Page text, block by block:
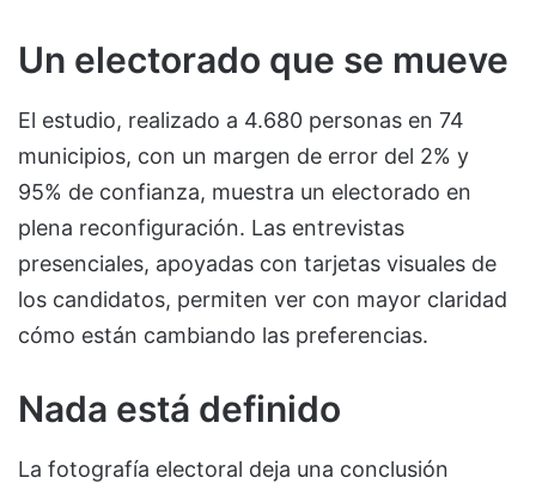
Un electorado que se mueve
El estudio, realizado a 4.680 personas en 74
municipios, con un margen de error del 2% y
95% de confianza, muestra un electorado en
plena reconfiguración. Las entrevistas
presenciales, apoyadas con tarjetas visuales de
los candidatos, permiten ver con mayor claridad
cómo están cambiando las preferencias.
Nada está definido
La fotografía electoral deja una conclusión